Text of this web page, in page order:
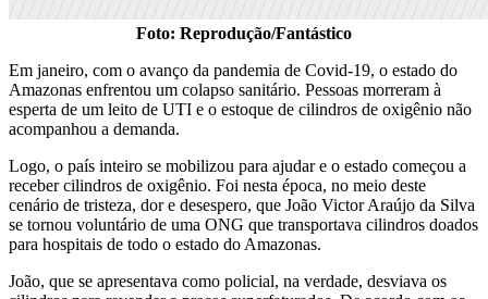
Foto: Reprodução/Fantástico
Em janeiro, com o avanço da pandemia de Covid-19, o estado do
Amazonas enfrentou um colapso sanitário. Pessoas morreram à
esperta de um leito de UTI e o estoque de cilindros de oxigênio não
acompanhou a demanda.
Logo, o país inteiro se mobilizou para ajudar e o estado começou a
receber cilindros de oxigênio. Foi nesta época, no meio deste
cenário de tristeza, dor e desespero, que João Victor Araújo da Silva
se tornou voluntário de uma ONG que transportava cilindros doados
para hospitais de todo o estado do Amazonas.
João, que se apresentava como policial, na verdade, desviava os